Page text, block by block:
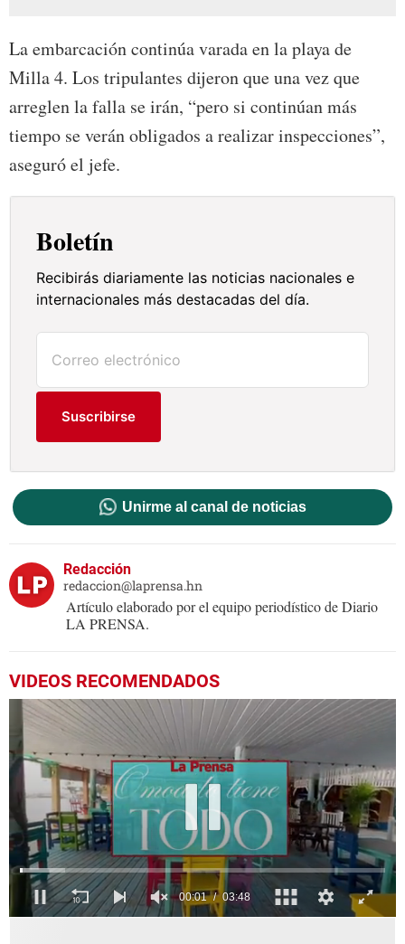
La embarcación continúa varada en la playa de
Milla 4. Los tripulantes dijeron que una vez que
arreglen la falla se irán, “pero si continúan más
tiempo se verán obligados a realizar inspecciones”,
aseguró el jefe.
Boletín
Recibirás diariamente las noticias nacionales e
internacionales más destacadas del día.
Suscribirse
Unirme al canal de noticias
Redacción
redaccion@laprensa.hn
Artículo elaborado por el equipo periodístico de Diario
LA PRENSA.
VIDEOS RECOMENDADOS